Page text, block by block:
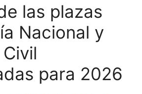
las plazas
Nacional y
para 2026